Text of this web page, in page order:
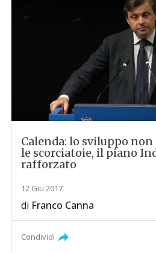
Calenda: lo sviluppo
le scorciatoie, il piano
rafforzato
12 Giu 2017
di Franco Canna
Condividi